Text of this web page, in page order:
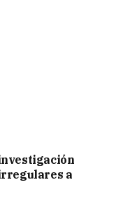
a